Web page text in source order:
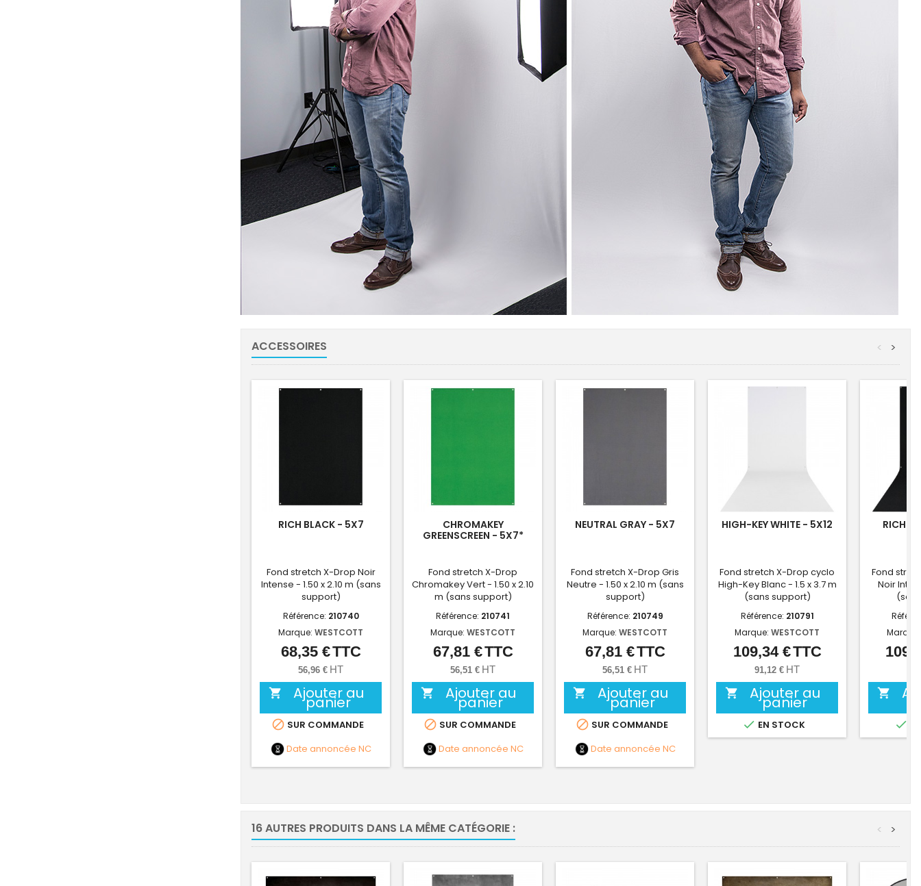
ACCESSOIRES >
<
RICH BLACK - 5X7
Fond stretch X-Drop Noir
Intense - 1.50 x 2.10 m (sans
support)
Référence: 210740
Marque: WESTCOTT
Prix
68,35 €TTC
56,96 € HT
 Ajouter au
panier
 SUR COMMANDE
Date annoncée NC
CHROMAKEY
GREENSCREEN - 5X7*
Fond stretch X-Drop
Chromakey Vert - 1.50 x 2.10
m (sans support)
Référence: 210741
Marque: WESTCOTT
Prix
67,81 €TTC
56,51 € HT
 Ajouter au
panier
 SUR COMMANDE
Date annoncée NC
NEUTRAL GRAY - 5X7
Fond stretch X-Drop Gris
Neutre - 1.50 x 2.10 m (sans
support)
Référence: 210749
Marque: WESTCOTT
Prix
67,81 €TTC
56,51 € HT
 Ajouter au
panier
 SUR COMMANDE
Date annoncée NC
HIGH-KEY WHITE - 5X12
Fond stretch X-Drop cyclo
High-Key Blanc - 1.5 x 3.7 m
(sans support)
Référence: 210791
Marque: WESTCOTT
Prix
109,34 €TTC
91,12 € HT
 Ajouter au
panier
 EN STOCK
RICH
Fond
Noir


16 AUTRES PRODUITS DANS LA MÊME CATÉGORIE : >
<